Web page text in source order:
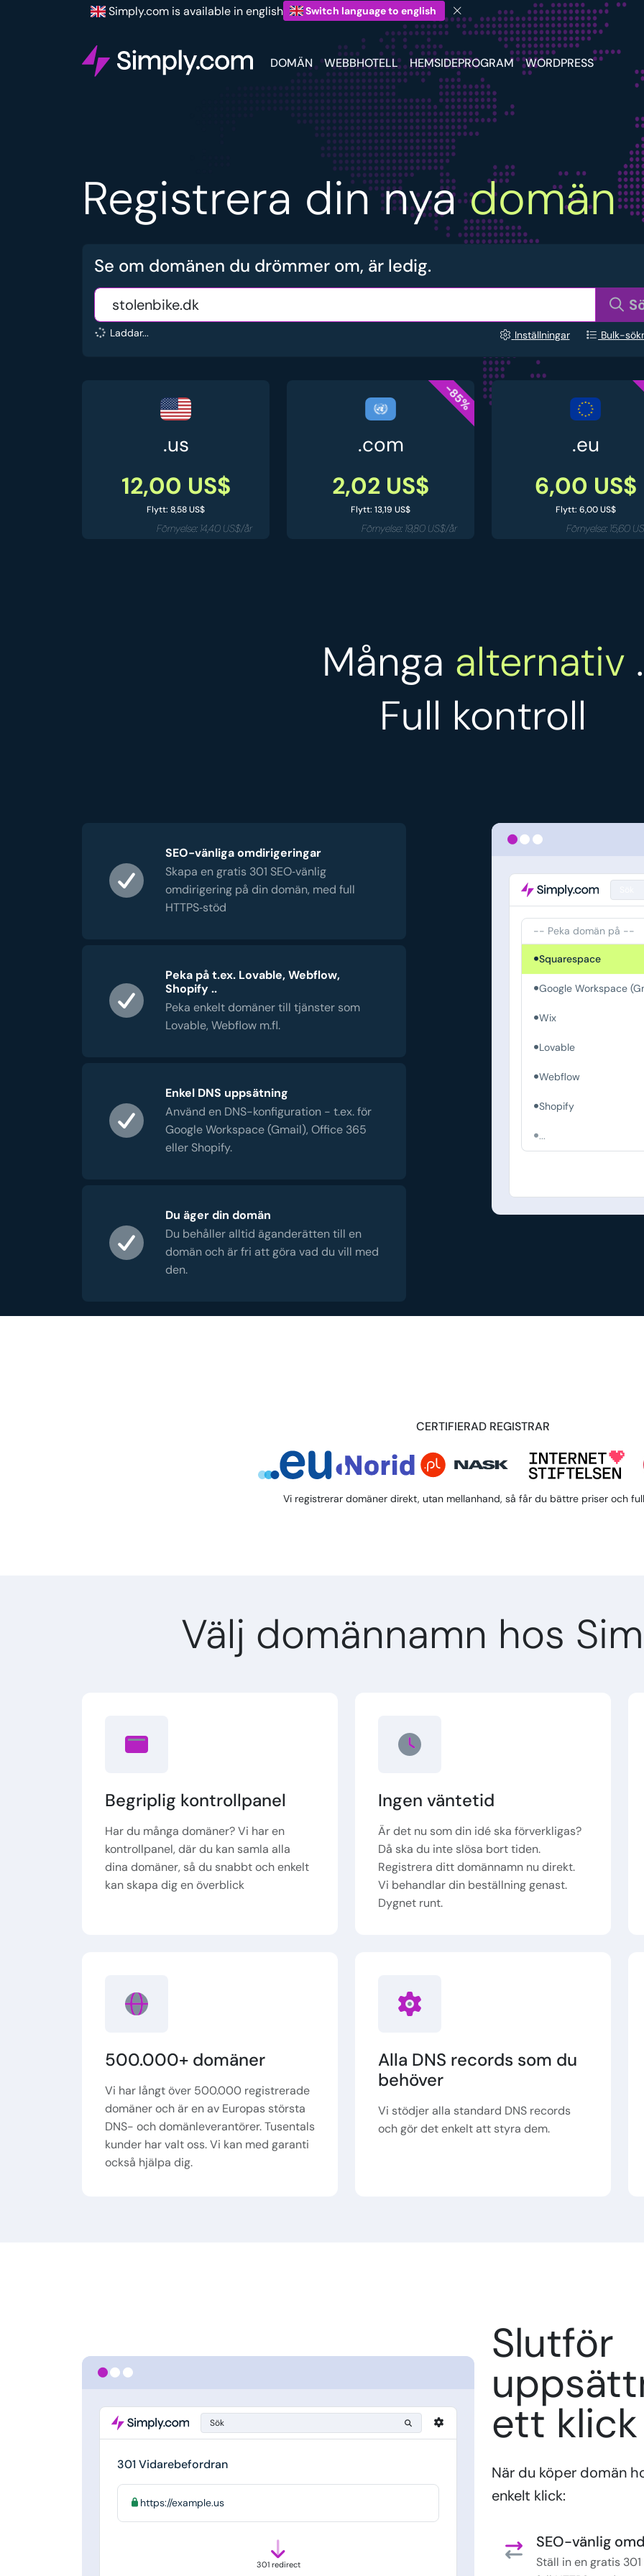
Simply.com is available in english Switch language to english
DOMÄN WEBBHOTELL HEMSIDEPROGRAM WORDPRESS
Registrera din nyadomän
Se om domänen du drömmer om, är ledig.
Laddar... Inställningar Bulk-
.us
12,00 US$
Flytt: 8,58 US$
Förnyelse: 14,40 US$/år
-85%
.com
2,02 US$
Flytt: 13,19 US$
Förnyelse: 19,80 US$/år
.eu
6,00 US$
Flytt: 6,00 US$
Förnyelse: 15,60
Många alternativ .
Full kontroll
SEO-vänliga omdirigeringar
Skapa en gratis 301 SEO‑vänlig
omdirigering på din domän, med full
HTTPS‑stöd
Peka på t.ex. Lovable, Webflow,
Shopify ..
Peka enkelt domäner till tjänster som
Lovable, Webflow m.fl.
Enkel DNS uppsätning
Använd en DNS-konfiguration - t.ex. för
Google Workspace (Gmail), Office 365
eller Shopify.
Du äger din domän
Du behåller alltid äganderätten till en
domän och är fri att göra vad du vill med
den.
-- Peka domän på --
Squarespace
Google Workspace
Wix
Lovable
Webflow
Shopify
...
CERTIFIERAD REGISTRAR
Vi registrerar domäner direkt, utan mellanhand, så får du bättre priser och
Välj domännamn hos
Begriplig kontrollpanel
Har du många domäner? Vi har en
kontrollpanel, där du kan samla alla
dina domäner, så du snabbt och enkelt
kan skapa dig en överblick
Ingen väntetid
Är det nu som din idé ska förverkligas?
Då ska du inte slösa bort tiden.
Registrera ditt domännamn nu direkt.
Vi behandlar din beställning genast.
Dygnet runt.
500.000+ domäner
Vi har långt över 500.000 registrerade
domäner och är en av Europas största
DNS- och domänleverantörer. Tusentals
kunder har valt oss. Vi kan med garanti
också hjälpa dig.
Alla DNS records som du
behöver
Vi stödjer alla standard DNS records
och gör det enkelt att styra dem.
Sök
301 Vidarebefordran
https://example.us
301 redirect
Slutför
ett klick
När du köper domän
enkelt klick:
SEO-vänlig
Ställ in en gratis